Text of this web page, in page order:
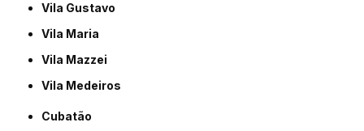
Vila Gustavo
Vila Maria
Vila Mazzei
Vila Medeiros
Cubatão